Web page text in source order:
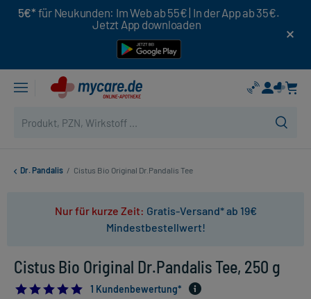
5€* für Neukunden: Im Web ab 55€ | In der App ab 35€.
Jetzt App downloaden
Dr. Pandalis / Cistus Bio Original Dr.Pandalis Tee
Nur für kurze Zeit: Gratis-Versand* ab 19€
Mindestbestellwert!
Cistus Bio Original Dr.Pandalis Tee, 250 g
5.01 Kundenbewertung*